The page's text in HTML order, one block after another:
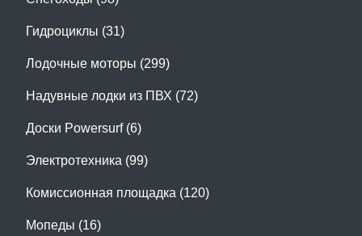
Гидроциклы (31)
Лодочные моторы (299)
Надувные лодки из ПВХ (72)
Доски Powersurf (6)
Электротехника (99)
Комиссионная площадка (120)
Мопеды (16)